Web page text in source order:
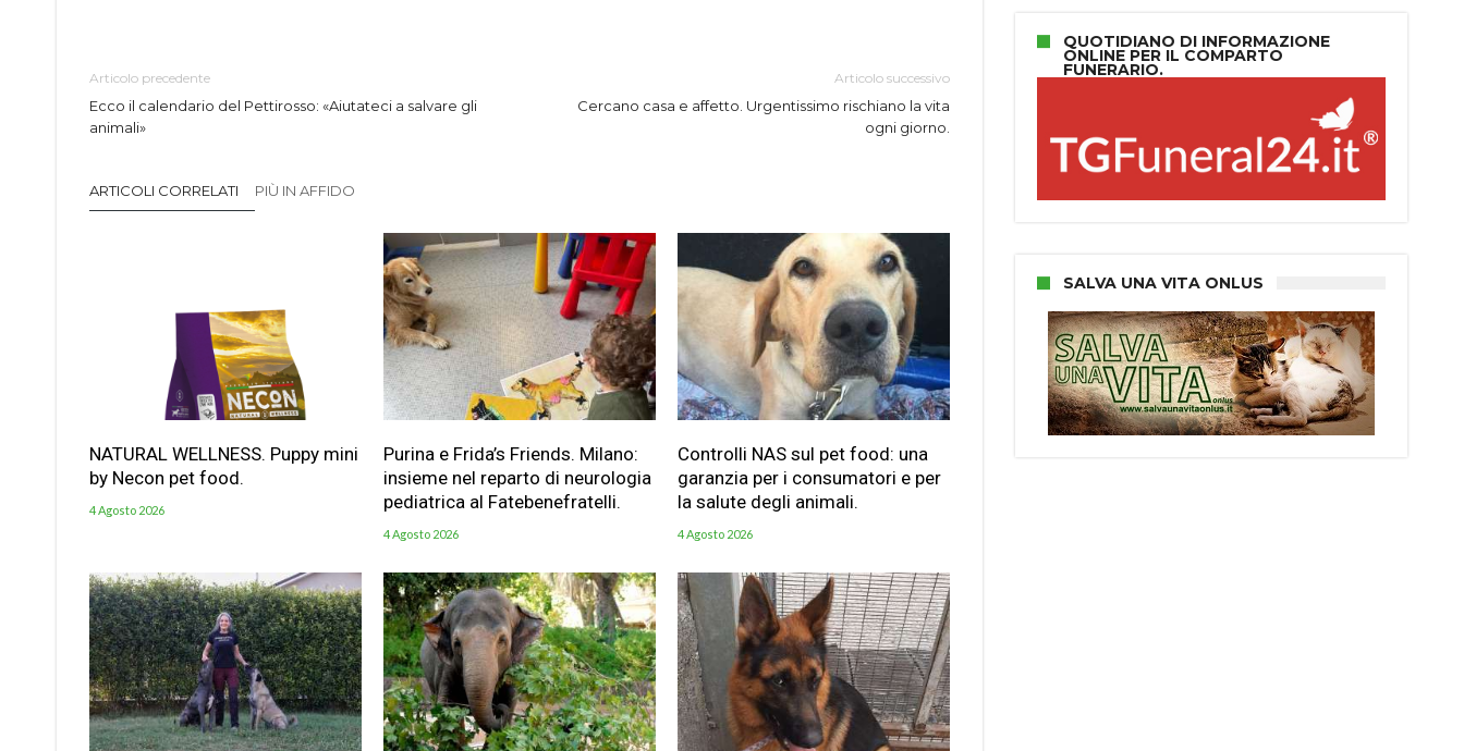
Articolo precedente
Ecco il calendario del Pettirosso: «Aiutateci a salvare gli
animali»
Articolo successivo
Cercano casa e affetto. Urgentissimo rischiano la vita
ogni giorno.
ARTICOLI CORRELATI PIÙ IN AFFIDO
NATURAL WELLNESS. Puppy mini
by Necon pet food.
4 Agosto 2026
Purina e Frida’s Friends. Milano:
insieme nel reparto di neurologia
pediatrica al Fatebenefratelli.
4 Agosto 2026
Controlli NAS sul pet food: una
garanzia per i consumatori e per
la salute degli animali.
4 Agosto 2026
QUOTIDIANO DI INFORMAZIONE
ONLINE PER IL COMPARTO
FUNERARIO.
SALVA UNA VITA ONLUS